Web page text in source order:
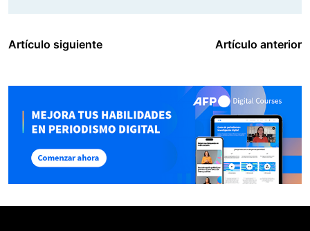
Artículo siguiente Artículo anterior